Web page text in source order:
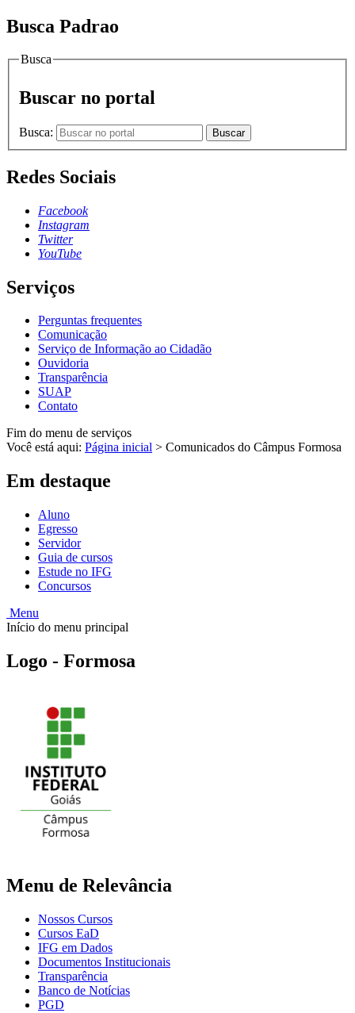
Busca Padrao
Busca
Buscar no portal
Busca: Buscar
Redes Sociais
Facebook
Instagram
Twitter
YouTube
Serviços
Perguntas frequentes
Comunicação
Serviço de Informação ao Cidadão
Ouvidoria
Transparência
SUAP
Contato
Fim do menu de serviços
Você está aqui: Página inicial > Comunicados do Câmpus Formosa
Em destaque
Aluno
Egresso
Servidor
Guia de cursos
Estude no IFG
Concursos
Menu
Início do menu principal
Logo - Formosa
Menu de Relevância
Nossos Cursos
Cursos EaD
IFG em Dados
Documentos Institucionais
Transparência
Banco de Notícias
PGD